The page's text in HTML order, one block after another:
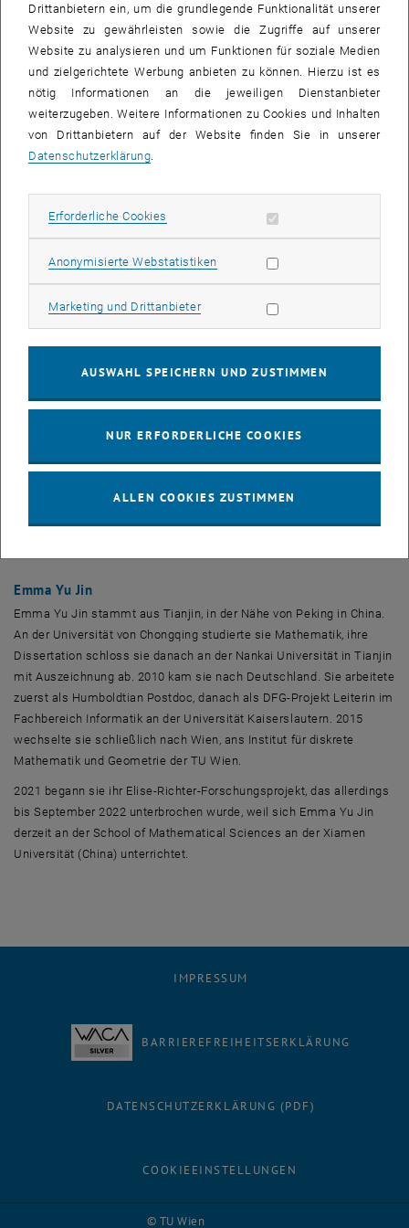
Konsonanten, oder bestimmte Wörter, die auf jeden Fall vorkommen
müssen. Dann spricht man von „eingeschränkten Permutationen“.
Mit solchen Permutationen – wenn auch auf deutlich komplexerer
und abstrakterer Ebene – befasst sich die Mathematikerin Emma Yu
Jin. Sie wurde im Vorjahr mit einem der renommierten Elise-
Richter-Stipendien des österreichischen Wissenschaftsfonds FWF
mathematischen Methoden kann man Eigenschaften zufälliger
damit verbunden ist die Graphentheorie: Sie beschreibt die
verbunden werden. Das kann etwa ein Straßennetz sein – als
Sammlung von Kreuzungspunkten, verbunden mit Straßen. Ein
Fall eines solchen Graphen.
In der modernen Informatik spielen solche Analysen eine große
Probleme schwieriger zu lösen sind als andere. Emma Yu Jin
Vermutungen aus diesem Forschungsbereich genau unter die Lupe
Emma Yu Jin
Emma Yu Jin stammt aus Tianjin, in der Nähe von Peking in China.
An der Universität von Chongqing studierte sie Mathematik, ihre
Dissertation schloss sie danach an der Nankai Universität in Tianjin
mit Auszeichnung ab. 2010 kam sie nach Deutschland. Sie arbeitete
zuerst als Humboldtian Postdoc , danach als DFG-Projekt Leiterin im
Fachbereich Informatik an der Universität Kaiserslautern. 2015
wechselte sie schließlich nach Wien, ans Institut für diskrete
Mathematik und Geometrie der TU Wien.
2021 begann sie ihr Elise-Richter-Forschungsprojekt, das allerdings
bis September 2022 unterbrochen wurde, weil sich Emma Yu Jin
derzeit an der School of Mathematical Sciences an der Xiamen
Universität (China) unterrichtet.
© TU Wien
IMPRESSUM
BARRIEREFREIHEITSERKLÄRUNG
DATENSCHUTZERKLÄRUNG (PDF)
COOKIEEINSTELLUNGEN
Drittanbietern ein, um die grundlegende Funktionalität unserer
Website zu gewährleisten sowie die Zugriffe auf unserer
Website zu analysieren und um Funktionen für soziale Medien
und zielgerichtete Werbung anbieten zu können. Hierzu ist es
nötig Informationen an die jeweiligen Dienstanbieter
weiterzugeben. Weitere Informationen zu Cookies und Inhalten
von Drittanbietern auf der Website finden Sie in unserer
Datenschutzerklärung
Erforderliche Cookies Erforderliche Cookies zulassen
Anonymisierte WebstatistikenStatistik Cookies zulassen
Marketing und DrittanbieterMarketing Cookies zulassen
AUSWAHL SPEICHERN UND ZUSTIMMEN
NUR ERFORDERLICHE COOKIES
ALLEN COOKIES ZUSTIMMEN